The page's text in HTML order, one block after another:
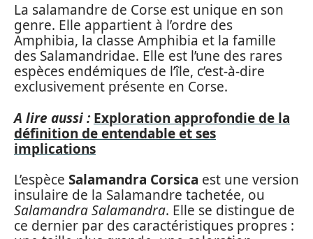
La salamandre de Corse est unique en son
genre. Elle appartient à l’ordre des
Amphibia, la classe Amphibia et la famille
des Salamandridae. Elle est l’une des rares
espèces endémiques de l’île, c’est-à-dire
exclusivement présente en Corse.
A lire aussi : Exploration approfondie de la
définition de entendable et ses
implications
L’espèce Salamandra Corsica est une version
insulaire de la Salamandre tachetée, ou
Salamandra Salamandra. Elle se distingue de
ce dernier par des caractéristiques propres :